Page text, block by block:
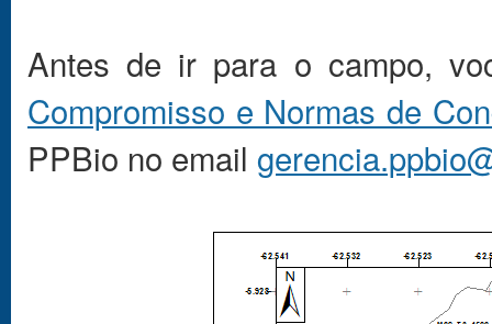
Antes de ir para o campo,
Compromisso e Normas de
PPBio no email